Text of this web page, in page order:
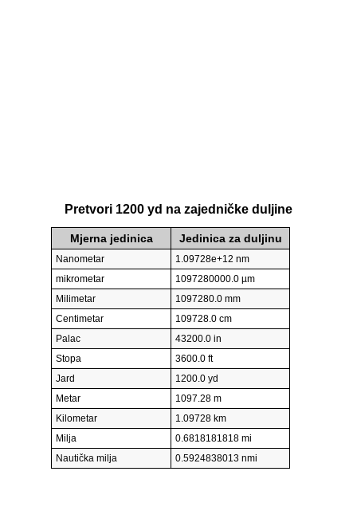
Pretvori 1200 yd na zajedničke duljine
Mjerna jedinica Jedinica za duljinu
Nanometar
1.09728e+12 nm
mikrometar
1097280000.0 µm
Milimetar
1097280.0 mm
Centimetar
109728.0 cm
Palac
43200.0 in
Stopa
3600.0 ft
Jard
1200.0 yd
Metar
1097.28 m
Kilometar
1.09728 km
Milja
0.6818181818 mi
Nautička milja
0.5924838013 nmi